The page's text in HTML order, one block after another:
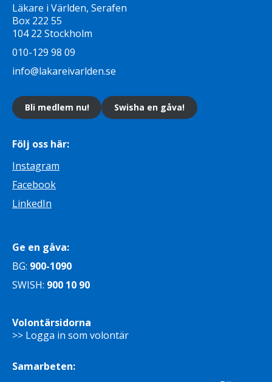
Läkare i Världen, Serafen
Box 222 55
104 22 Stockholm
010-129 98 09
info@lakareivarlden.se
Bli medlem nu! Swisha en gåva!
Följ oss här:
Instagram
Facebook
LinkedIn
Ge en gåva:
BG: 900-1090
SWISH: 900 10 90
Volontärsidorna
>> Logga in som volontär
Samarbeten: